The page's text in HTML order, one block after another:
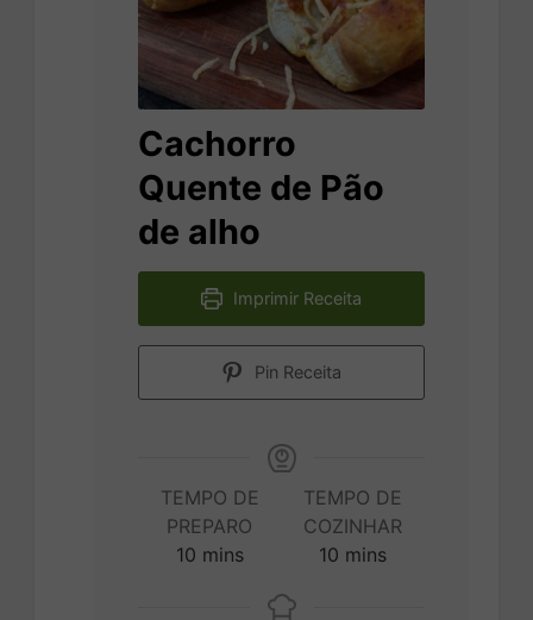
Cachorro
Quente de Pão
de alho
Imprimir Receita
Pin Receita
TEMPO DE
PREPARO
10minutes
mins
TEMPO DE
COZINHAR
10 minutes
mins